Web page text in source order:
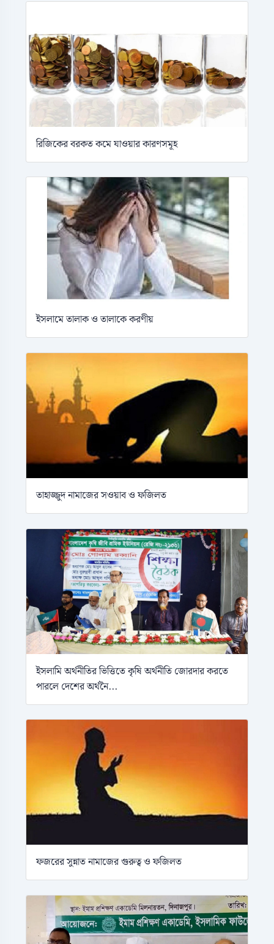
রিজিকের বরকত কমে যাওয়ার কারণসমূহ
ইসলামে তালাক ও তালাকে করণীয়
তাহাজ্জুদ নামাজের সওয়াব ও ফজিলত
ইসলামি অর্থনীতির ভিত্তিতে কৃষি অর্থনীতি জোরদার করতে
পারলে দেশের অর্থনৈ...
ফজরের সুন্নাত নামাজের গুরুত্ব ও ফজিলত